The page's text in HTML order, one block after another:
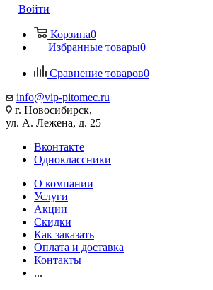
Войти
Корзина0
Избранные товары0
Сравнение товаров0
info@vip-pitomec.ru
г. Новосибирск,
ул. А. Лежена, д. 25
Вконтакте
Одноклассники
О компании
Услуги
Акции
Скидки
Как заказать
Оплата и доставка
Контакты
...